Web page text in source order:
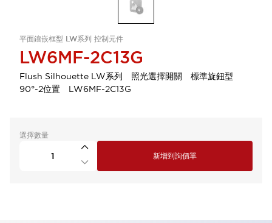
平面鑲嵌框型 LW系列 控制元件
LW6MF-2C13G
Flush Silhouette LW系列 照光選擇開關 標準旋鈕型
90°-2位置 LW6MF-2C13G
選擇數量
新增到詢價單